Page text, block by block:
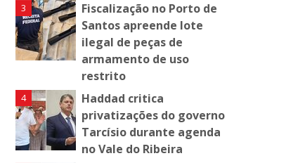
Fiscalização no Porto de
Santos apreende lote
ilegal de peças de
armamento de uso
restrito
Haddad critica
privatizações do governo
Tarcísio durante agenda
no Vale do Ribeira